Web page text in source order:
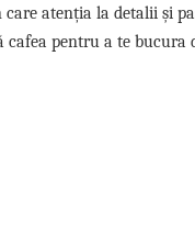
atenția la detalii și
cafea pentru a te